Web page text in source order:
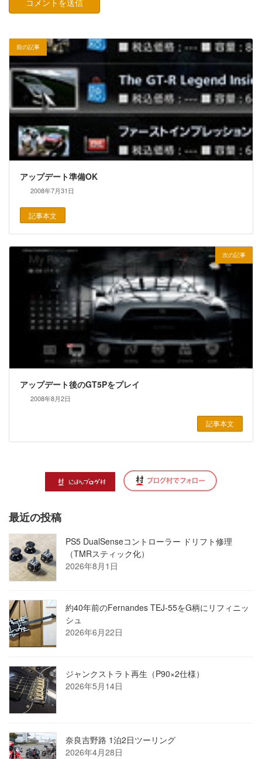
前の記事
アップデート準備OK
2008年7月31日
記事本文
次の記事
アップデート後のGT5Pをプレイ
2008年8月2日
記事本文
最近の投稿
PS5 DualSenseコントローラー ドリフト修理
（TMRスティック化）
2026年8月1日
約40年前のFernandes TEJ-55をG柄にリフィニッ
シュ
2026年6月22日
ジャンクストラト再生（P90×2仕様）
2026年5月14日
奈良吉野路 1泊2日ツーリング
2026年4月28日